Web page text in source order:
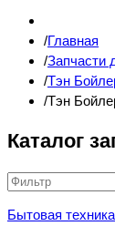
Главная
Запчасти
Тэн
Тэн
Каталог
Бытовая техника